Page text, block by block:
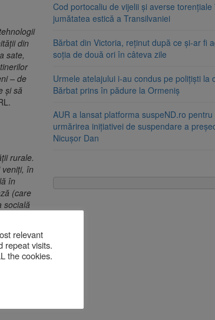
din
sate,
– de
și să
rurale.
veniți, în
în
(care
socială
”, a
Cod portocaliu de vijelii și averse torențiale
jumătatea estică a Transilvaniei
Bărbat din Victoria, reținut după ce și-ar fi
soția de două ori în câteva zile
Urmele atelajului i-au condus pe polițiști la
Bărbat prins în pădure la Ormeniș
AUR a lansat platforma suspeND.ro pentru
urmărirea inițiativei de suspendare a
Nicușor Dan
relevant
repeat visits.
the cookies.